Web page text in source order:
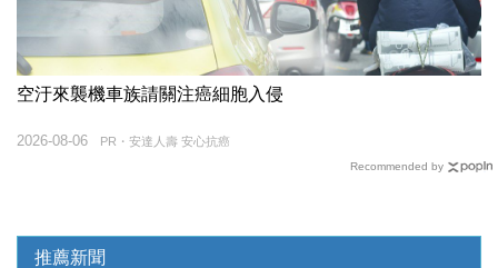
空汙來襲機車族請關注癌細胞入侵
PR・安達人壽 安心抗癌
2026-08-06
Recommended by
推薦新聞